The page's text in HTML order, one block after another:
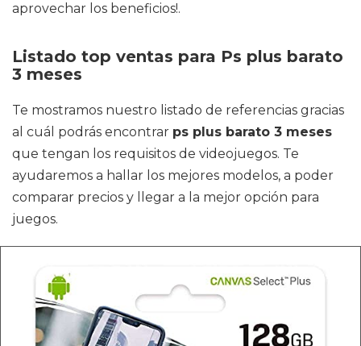
aprovechar los beneficios!.
Listado top ventas para Ps plus barato
3 meses
Te mostramos nuestro listado de referencias gracias
al cuál podrás encontrar ps plus barato 3 meses
que tengan los requisitos de videojuegos. Te
ayudaremos a hallar los mejores modelos, a poder
comparar precios y llegar a la mejor opción para
juegos.